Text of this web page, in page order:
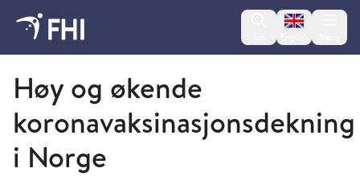
Change
Oktober
Høy og økende
koronavaksinasjonsdekning
i Norge